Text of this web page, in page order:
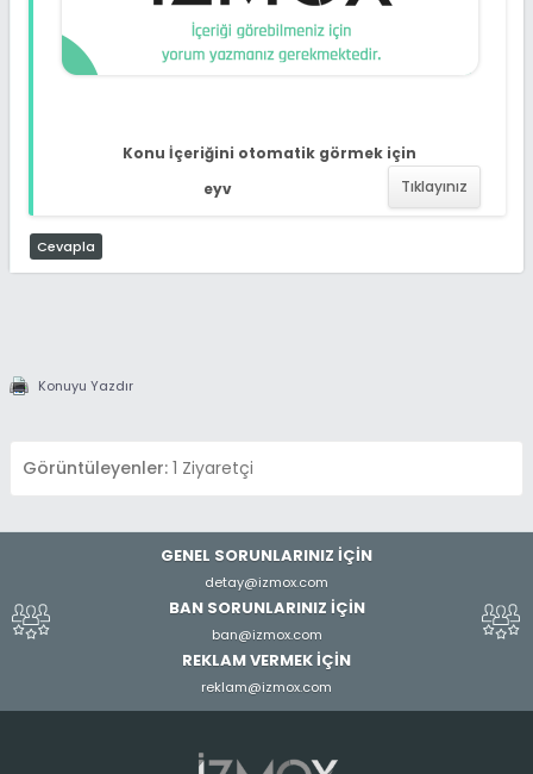
Konu İçeriğini otomatik görmek için
Tıklayınız
eyv
Cevapla
Konuyu Yazdır
Görüntüleyenler: 1 Ziyaretçi
GENEL SORUNLARINIZ İÇİN
detay@izmox.com
BAN SORUNLARINIZ İÇİN
ban@izmox.com
REKLAM VERMEK İÇİN
reklam@izmox.com